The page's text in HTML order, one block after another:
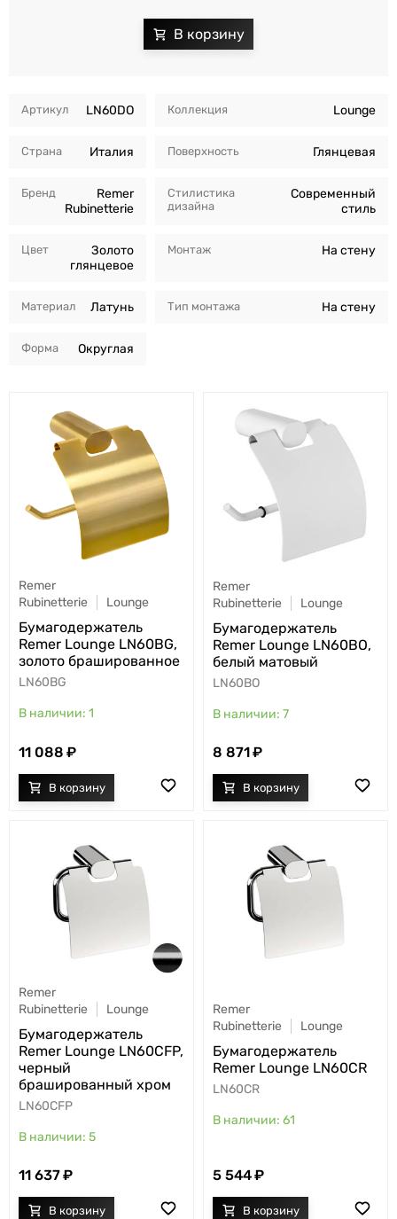
Артикул LN60DO
Страна Италия
Бренд
Remer
Rubinetterie
Цвет
Золото
глянцевое
Материал Латунь
Форма Округлая
Коллекция Lounge
Поверхность Глянцевая
Стилистика
дизайна
Современный
стиль
Монтаж На стену
Тип монтажа На стену
Remer
Rubinetterie
Lounge
Бумагодержатель
Remer Lounge LN60BG,
золото брашированное
LN60BG
1
11 088
Remer
Rubinetterie
Lounge
Бумагодержатель
Remer Lounge LN60BO,
белый матовый
LN60BO
7
8 871
Remer
Rubinetterie
Lounge
Бумагодержатель
Remer Lounge LN60CFP,
черный
брашированный хром
LN60CFP
5
11 637
Remer
Rubinetterie
Lounge
Бумагодержатель
Remer Lounge LN60CR
LN60CR
61
5 544